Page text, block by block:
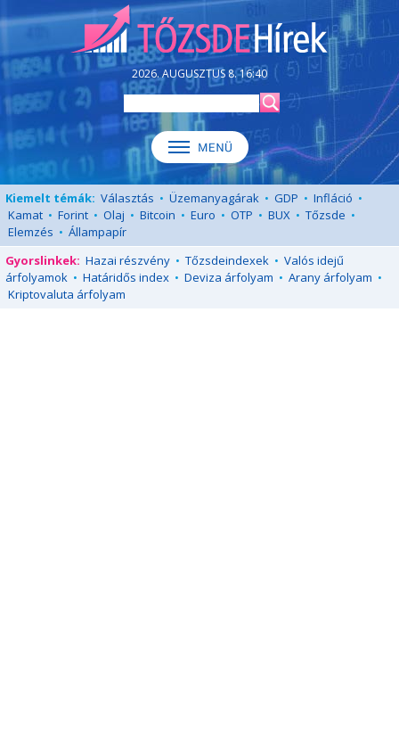
2026. AUGUSZTUS 8. 16:40
Kiemelt témák: Választás • Üzemanyagárak • GDP • Infláció •
Kamat • Forint • Olaj • Bitcoin • Euro • OTP • BUX • Tőzsde •
Elemzés • Állampapír
Gyorslinkek: Hazai részvény • Tőzsdeindexek • Valós idejű
árfolyamok • Határidős index • Deviza árfolyam • Arany árfolyam •
Kriptovaluta árfolyam